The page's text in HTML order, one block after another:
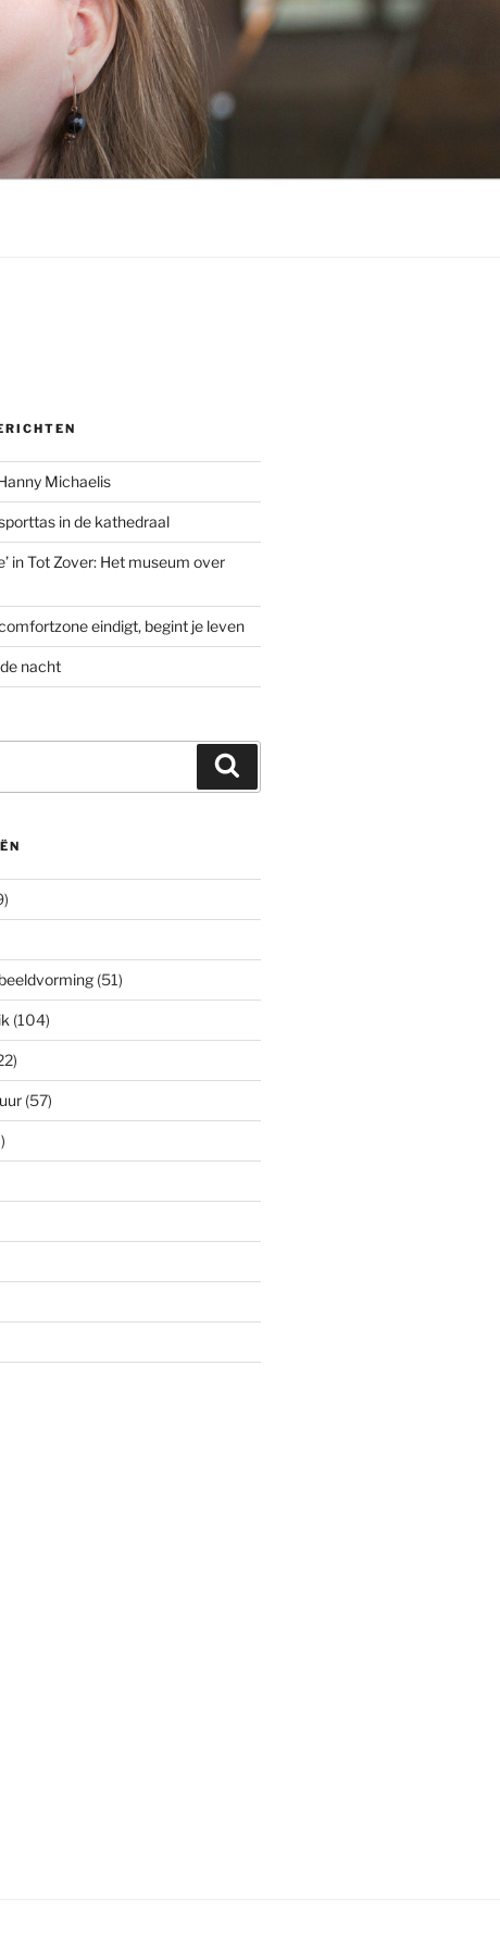
Michaelis
in de kathedraal
in Tot Zover: Het museum over
eindigt, begint je leven
nacht
(51)
(104)
(57)